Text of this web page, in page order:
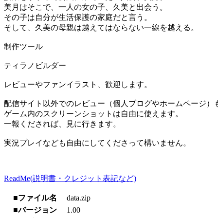
美月はそこで、一人の女の子、久美と出会う。
その子は自分が生活保護の家庭だと言う。
そして、久美の母親は越えてはならない一線を越える。
制作ツール
ティラノビルダー
レビューやファンイラスト、歓迎します。
配信サイト以外でのレビュー（個人ブログやホームページ）
ゲーム内のスクリーンショットは自由に使えます。
一報くだされば、見に行きます。
実況プレイなども自由にしてくださって構いません。
ReadMe(説明書・クレジット表記など)
■ファイル名
data.zip
■バージョン
1.00